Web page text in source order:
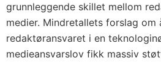
grunnleggende skillet mellom
medier. Mindretallets forslag om
redaktøransvaret i en
medieansvarslov fikk massiv